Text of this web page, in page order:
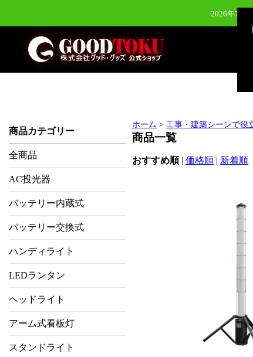
2026年7月
2026年6月24日（水
2026年8
商品カテゴリー
全商品
AC投光器
バッテリー内蔵式
バッテリー交換式
ハンディライト
LEDランタン
ヘッドライト
アーム式看板灯
スタンドライト
ホーム >工事・建築シーンで役
商品一覧
おすすめ順|価格順 | 新着順